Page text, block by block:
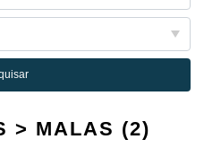
> MALAS (2)